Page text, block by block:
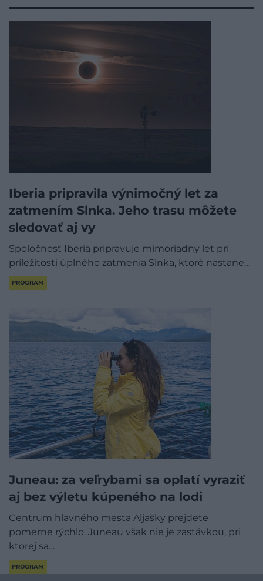
Iberia pripravila výnimočný let za
zatmením Slnka. Jeho trasu môžete
sledovať aj vy
Spoločnosť Iberia pripravuje mimoriadny let pri
príležitosti úplného zatmenia Slnka, ktoré nastane…
PROGRAM
Juneau: za veľrybami sa oplatí vyraziť
aj bez výletu kúpeného na lodi
Centrum hlavného mesta Aljašky prejdete
pomerne rýchlo. Juneau však nie je zastávkou, pri
ktorej sa…
PROGRAM